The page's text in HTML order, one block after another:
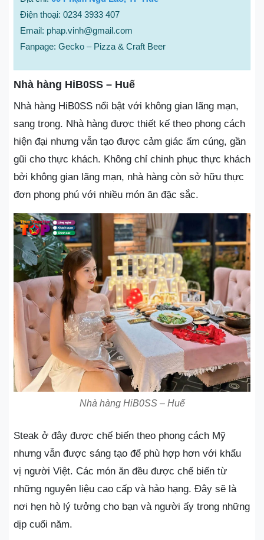
Điện thoại: 0234 3933 407
Email: phap.vinh@gmail.com
Fanpage: Gecko – Pizza & Craft Beer
Nhà hàng HiB0SS – Huế
Nhà hàng HiB0SS nổi bật với không gian lãng mạn,
sang trọng. Nhà hàng được thiết kế theo phong cách
hiện đại nhưng vẫn tạo được cảm giác ấm cúng, gần
gũi cho thực khách. Không chỉ chinh phục thực khách
bởi không gian lãng mạn, nhà hàng còn sở hữu thực
đơn phong phú với nhiều món ăn đặc sắc.
Nhà hàng HiB0SS – Huế
Steak ở đây được chế biến theo phong cách Mỹ
nhưng vẫn được sáng tạo để phù hợp hơn với khẩu
vị người Việt. Các món ăn đều được chế biến từ
những nguyên liệu cao cấp và hảo hạng. Đây sẽ là
nơi hẹn hò lý tưởng cho bạn và người ấy trong những
dịp cuối năm.